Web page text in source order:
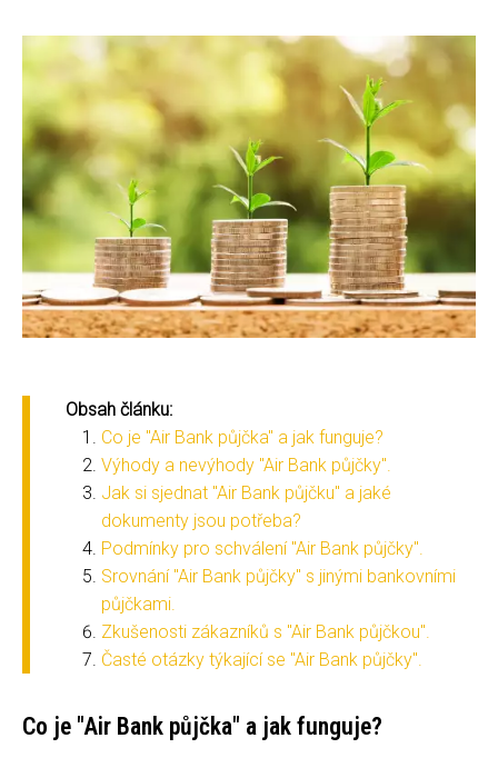
Obsah článku:
Co je "Air Bank půjčka" a jak funguje?
Výhody a nevýhody "Air Bank půjčky".
Jak si sjednat "Air Bank půjčku" a jaké
dokumenty jsou potřeba?
Podmínky pro schválení "Air Bank půjčky".
Srovnání "Air Bank půjčky" s jinými bankovními
půjčkami.
Zkušenosti zákazníků s "Air Bank půjčkou".
Časté otázky týkající se "Air Bank půjčky".
Co je "Air Bank půjčka" a jak funguje?